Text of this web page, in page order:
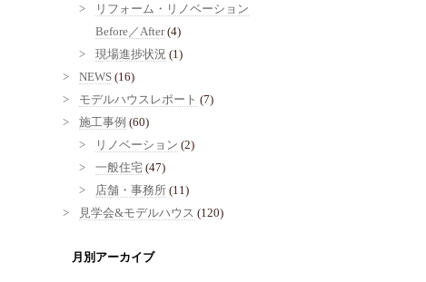
リフォーム・リノベーション
Before／After(4)
現場進捗状況 (1)
NEWS (16)
モデルハウスレポート (7)
施工事例 (60)
リノベーション (2)
一般住宅 (47)
店舗・事務所 (11)
見学会&モデルハウス (120)
月別アーカイブ